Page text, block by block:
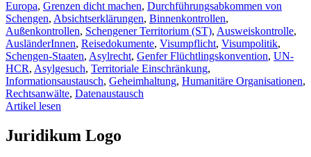
Europa, Grenzen dicht machen, Durchführungsabkommen von
Schengen, Absichtserklärungen, Binnenkontrollen,
Außenkontrollen, Schengener Territorium (ST), Ausweiskontrolle,
AusländerInnen, Reisedokumente, Visumpflicht, Visumpolitik,
Schengen-Staaten, Asylrecht, Genfer Flüchtlingskonvention, UN-
HCR, Asylgesuch, Territoriale Einschränkung,
Informationsaustausch, Geheimhaltung, Humanitäre Organisationen,
Rechtsanwälte, Datenaustausch
Artikel lesen
Juridikum Logo